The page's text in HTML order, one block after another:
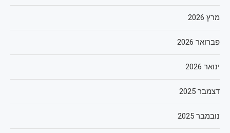
מרץ 2026
פברואר 2026
ינואר 2026
דצמבר 2025
נובמבר 2025